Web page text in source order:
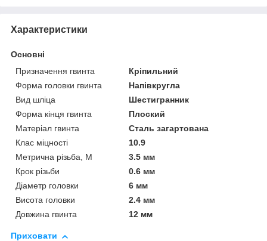
Характеристики
Основні
Призначення гвинта
Кріпильний
Форма головки гвинта
Напівкругла
Вид шліца
Шестигранник
Форма кінця гвинта
Плоский
Матеріал гвинта
Сталь загартована
Клас міцності
10.9
Метрична різьба, М
3.5 мм
Крок різьби
0.6 мм
Діаметр головки
6 мм
Висота головки
2.4 мм
Довжина гвинта
12 мм
Приховати